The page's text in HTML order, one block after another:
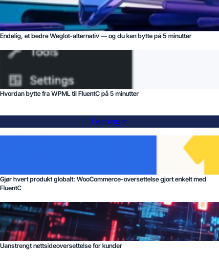
Endelig, et bedre Weglot-alternativ — og du kan bytte på 5 minutter
Hvordan bytte fra WPML til FluentC på 5 minutter
Løsninger
Gjør hvert produkt globalt: WooCommerce-oversettelse gjort enkelt med
FluentC
Uanstrengt nettsideoversettelse for kunder